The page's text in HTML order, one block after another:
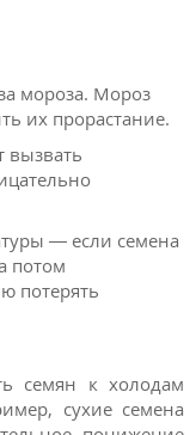
мороза. Мороз
их прорастание.
вызвать
— если семена
потом
потерять
семян к холодам
сухие семена